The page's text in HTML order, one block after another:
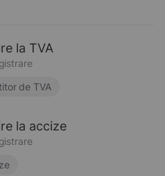
la TVA
de TVA
la accize